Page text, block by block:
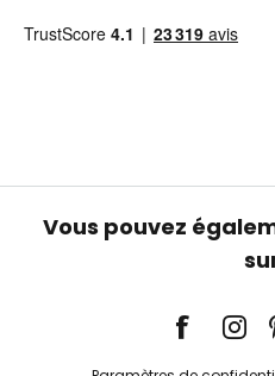
Vous pouvez